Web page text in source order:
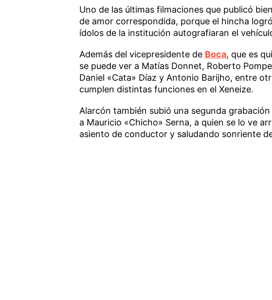
Uno de las últimas filmaciones que publicó
de amor correspondida, porque el hincha
ídolos de la institución autografiaran el
Además del vicepresidente de Boca, que es
se puede ver a Matías Donnet, Roberto
Daniel «Cata» Díaz y Antonio Barijho, entre
cumplen distintas funciones en el Xeneize.
Alarcón también subió una segunda
a Mauricio «Chicho» Serna, a quien se lo ve
asiento de conductor y saludando sonriente